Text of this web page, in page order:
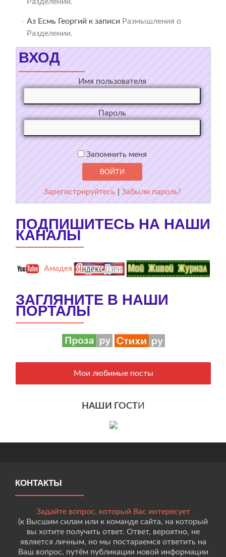
Разделении.
Аз Есмь Георгий к записи Размышления о
Разделении.
ВХОД
Имя пользователя
Пароль
Запомнить меня
Зарегистрируйтесь |Забыли пароль?
ПОДПИШИТЕСЬ НА НАШИ
КАНАЛЫ
Амадея
ЗАГЛЯНИТЕ В НАШИ
ПОРТАЛЫ
Мои любимые посты
НАШИ ГОСТ И
КОНТАКТЫ
Задайте вопрос, который Вас интересует
(к Высшим силам или к команде сайта, на который
вы хотите получить ответ. Ответ, вероятно, не
является личным, но мы постараемся ответить на
Ваш вопрос, путём публикации новой информации